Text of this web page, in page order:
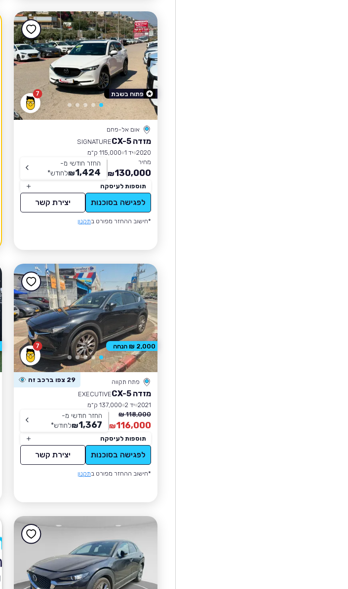
7
אום אל-פחם
מזדה CX-5
SIGNATURE
2020 יד 1
115,000 ק״מ
מחיר
130,000
₪
החזר חודשי מ-
1,424
₪לחודש*
תוספות לעיסקה
לפגישה בסוכנות יצירת קשר
*חישוב ההחזר מפורט בתקנון
פתוח בשבת
7
פתח תקווה 29 צפו ברכב זה
מזדה CX-5
EXECUTIVE
2021 יד 2
137,000 ק״מ
118,000 ₪
116,000
₪
החזר חודשי מ-
1,367
₪לחודש*
תוספות לעיסקה
לפגישה בסוכנות יצירת קשר
*חישוב ההחזר מפורט בתקנון
2,000 ₪ הנחה